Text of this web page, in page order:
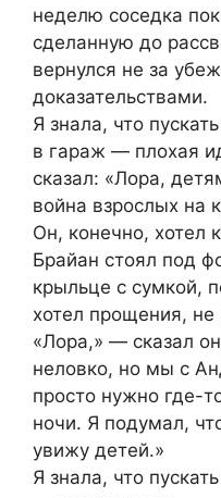
неделю соседка
сделанную до
вернулся не за
доказательствами.
Я знала, что
в гараж — плохая
сказал: «Лора,
война взрослых на
Он, конечно, хотел
Брайан стоял под
крыльце с сумкой,
хотел прощения, не
«Лора,» — сказал
неловко, но мы с
просто нужно где-
ночи. Я подумал,
увижу детей.»
Я знала, что